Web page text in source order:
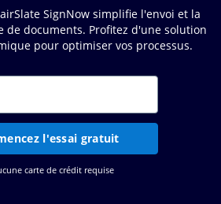
SignNow simplifie l'envoi et la
de documents. Profitez d'une solution
pour optimiser vos processus.
l'essai gratuit
carte de crédit requise